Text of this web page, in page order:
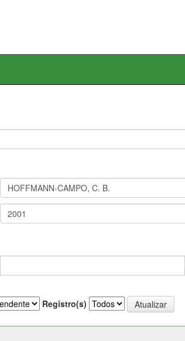
Registro(s)